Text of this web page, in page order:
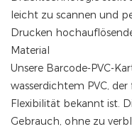
leicht zu scannen und
Drucken
Material
Unsere Barcode-PVC-
wasserdichtem PVC,
Flexibilität bekannt ist.
Gebrauch, ohne zu